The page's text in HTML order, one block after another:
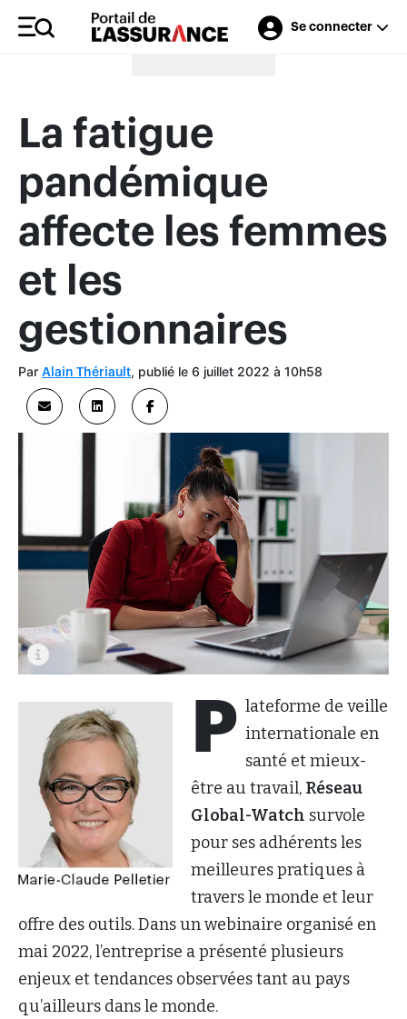
Se connecter
Merci à nos annonceurs
La fatigue
pandémique
affecte les femmes
et les
gestionnaires
Par Alain Thériault, publié le 6 juillet 2022 à 10h58
P lateforme de veille
internationale en
santé et mieux-
être au travail, Réseau
Global-Watch survole
pour ses adhérents les
meilleures pratiques à
travers le monde et leur
offre des outils. Dans un webinaire organisé en
mai 2022, l’entreprise a présenté plusieurs
enjeux et tendances observées tant au pays
qu’ailleurs dans le monde.